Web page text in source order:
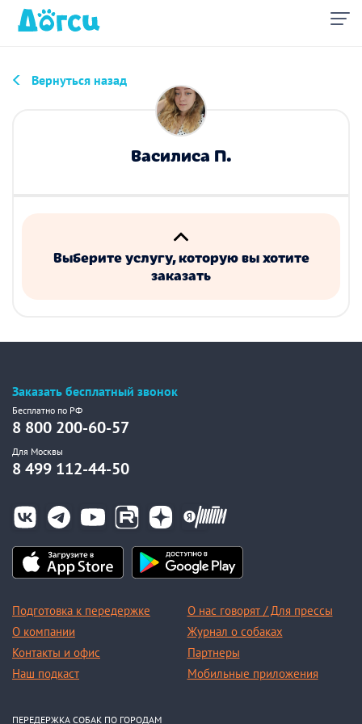
Вернуться назад
Василиса П.
Выберите услугу, которую вы хотите
заказать
Заказать бесплатный звонок
Бесплатно по РФ
8 800 200-60-57
Для Москвы
8 499 112-44-50
Подготовка к передержке
О компании
Контакты и офис
Наш подкаст
О нас говорят / Для прессы
Журнал о собаках
Партнеры
Мобильные приложения
ПЕРЕДЕРЖКА СОБАК ПО ГОРОДАМ